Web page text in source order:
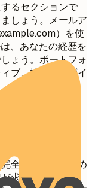
るセクションで
しょう。メールア
）を使
、あなたの経歴を
ょう。ポートフォ
ブ、技術、デザイ
全な現住所は含め
求められない限